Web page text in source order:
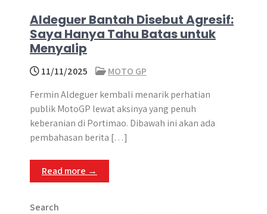
Aldeguer Bantah Disebut Agresif:
Saya Hanya Tahu Batas untuk
Menyalip
11/11/2025
MOTO GP
Fermin Aldeguer kembali menarik perhatian
publik MotoGP lewat aksinya yang penuh
keberanian di Portimao. Dibawah ini akan ada
pembahasan berita […]
Read more →
Search